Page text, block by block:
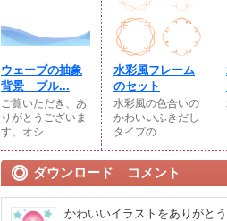
ウェーブの抽象
背景 ブル...
ご覧いただき、あ
りがとうございま
す。オシ...
水彩風フレーム
のセット
水彩風の色合いの
かわいいふきだし
タイプの...
ダウンロード コメント
かわいいイラストをありがと